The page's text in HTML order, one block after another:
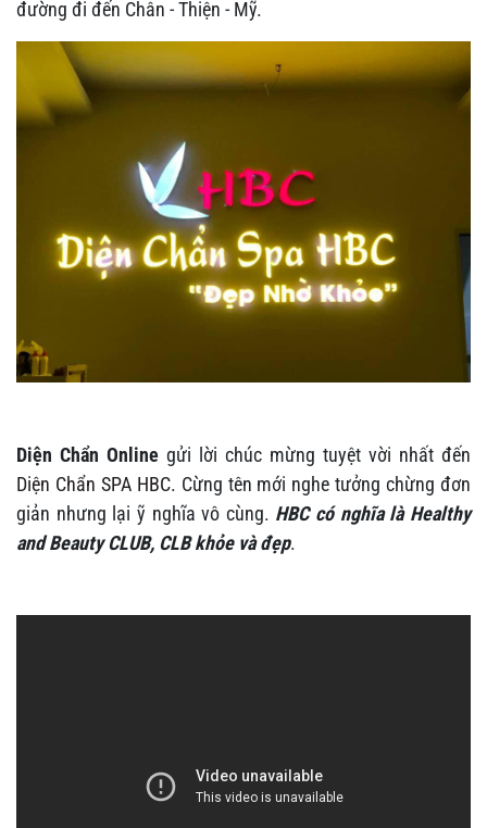
đường đi đến Chân - Thiện - Mỹ.
Diện Chẩn Online gửi lời chúc mừng tuyệt vời nhất đến
Diện Chẩn SPA HBC. Cừng tên mới nghe tưởng chừng đơn
giản nhưng lại ỹ nghĩa vô cùng. HBC có nghĩa là Healthy
and Beauty CLUB, CLB khỏe và đẹp.